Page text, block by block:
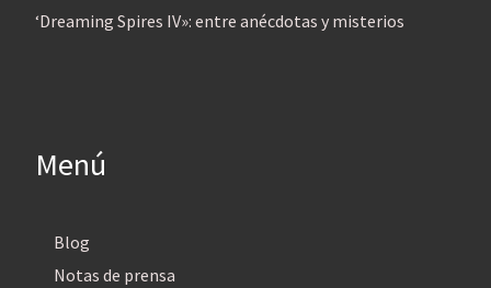
‘Dreaming Spires IV»: entre anécdotas y misterios
Menú
Blog
Notas de prensa